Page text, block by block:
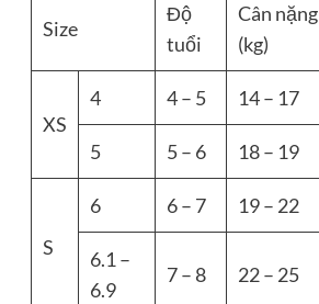
Size
Độ
tuổi
Cân nặng
(kg)
XS
4 4 – 5 14 – 17
5 5 – 6 18 – 19
S
6 6 – 7 19 – 22
6.1 –
6.9
7 – 8 22 – 25